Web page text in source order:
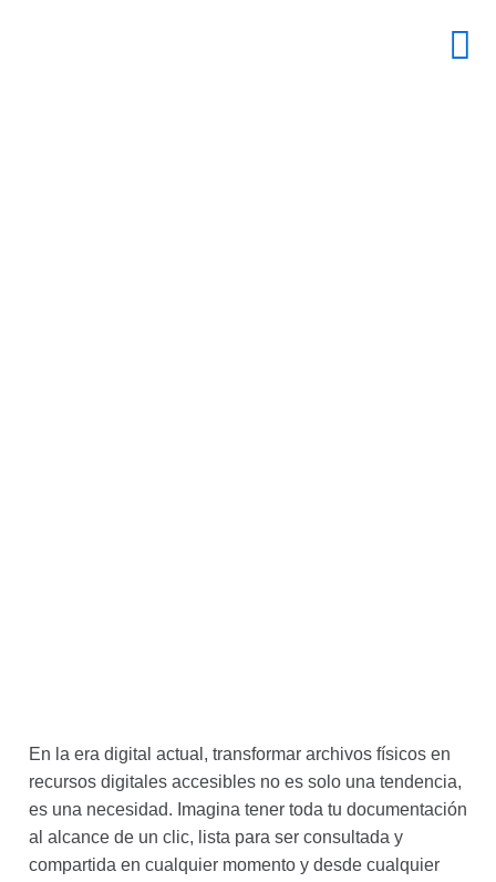
En la era digital actual, transformar archivos físicos en
recursos digitales accesibles no es solo una tendencia,
es una necesidad. Imagina tener toda tu documentación
al alcance de un clic, lista para ser consultada y
compartida en cualquier momento y desde cualquier